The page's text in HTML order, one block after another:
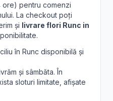
ore) pentru comenzi
La checkout poți
și livrare flori Runc in
în Runc disponibilă și
și sâmbăta. În
sloturi limitate, afișate